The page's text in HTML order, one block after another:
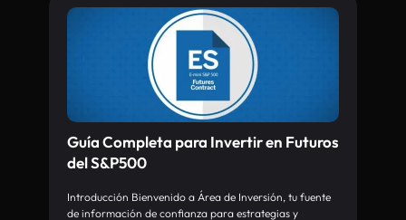
Guía Completa para Invertir en Futuros
del S&P500
Introducción Bienvenido a Área de Inversión, tu fuente
de información de confianza para estrategias y